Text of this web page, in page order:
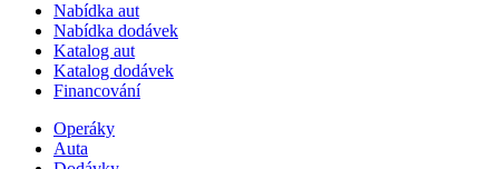
Nabídka aut
Nabídka dodávek
Katalog aut
Katalog dodávek
Financování
Operáky
Auta